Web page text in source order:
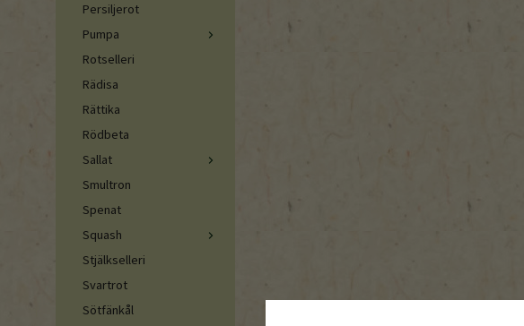
Persiljerot
Pumpa
Rotselleri
Rädisa
Rättika
Rödbeta
Sallat
Smultron
Spenat
Squash
Stjälkselleri
Svartrot
Sötfänkål